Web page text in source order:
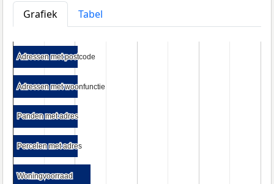
Grafiek
Tabel
Adressen met postcode
Adressen met postcode
Adressen met woonfunctie
Adressen met woonfunctie
Panden met adres
Panden met adres
Percelen met adres
Percelen met adres
Woningvoorraad
Woningvoorraad